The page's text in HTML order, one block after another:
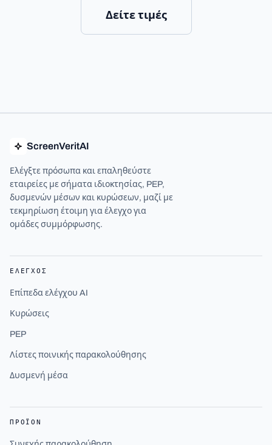
Δείτε τιμές
ScreenVeritAI
Ελέγξτε πρόσωπα και επαληθεύστε
εταιρείες με σήματα ιδιοκτησίας, PEP,
δυσμενών μέσων και κυρώσεων, μαζί με
τεκμηρίωση έτοιμη για έλεγχο για
ομάδες συμμόρφωσης.
ΈΛΕΓΧΟΣ
Επίπεδα ελέγχου AI
Κυρώσεις
PEP
Λίστες ποινικής παρακολούθησης
Δυσμενή μέσα
ΠΡΟΪΌΝ